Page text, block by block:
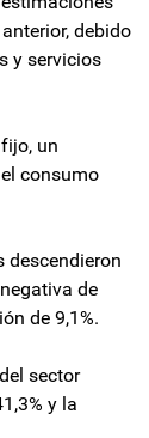
debido
y servicios
un
consumo
descendieron
de
de 9,1%.
sector
y la